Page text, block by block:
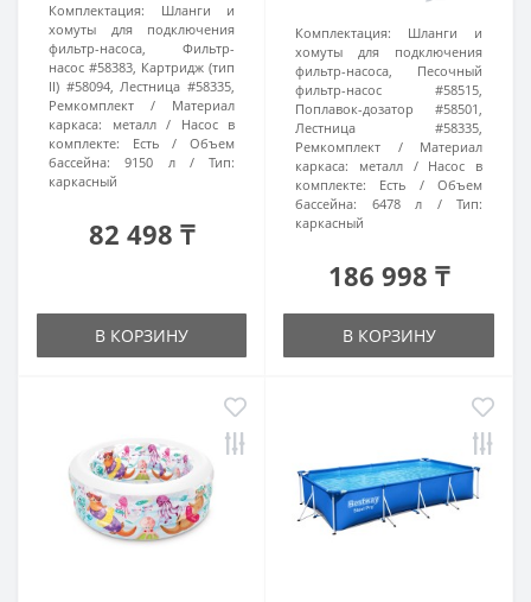
Комплектация:
Шланги и
хомуты для подключения
фильтр-насоса, Фильтр-
насос #58383, Картридж (тип
II) #58094, Лестница #58335,
Ремкомплект
Материал
каркаса:
металл
Насос в
комплекте:
Есть
Объем
бассейна:
9150 л
Тип:
каркасный
82 498 ₸
В КОРЗИНУ
Комплектация:
Шланги и
хомуты для подключения
фильтр-насоса, Песочный
фильтр-насос #58515,
Поплавок-дозатор #58501,
Лестница #58335,
Ремкомплект
Материал
каркаса:
металл
Насос в
комплекте:
Есть
Объем
бассейна:
6478 л
Тип:
каркасный
186 998 ₸
В КОРЗИНУ